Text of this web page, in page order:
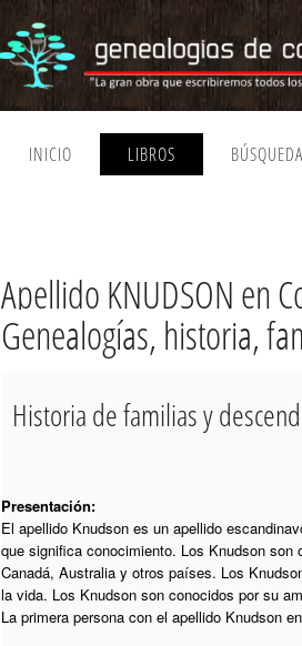
INICIO LIBROS BÚSQUEDA
Apellido KNUDSON en
Genealogías, historia,
Historia de familias y
Presentación:
El apellido Knudson es un apellido
que significa conocimiento. Los Knudson
Canadá, Australia y otros países. Los
la vida. Los Knudson son conocidos por su
La primera persona con el apellido Knudson